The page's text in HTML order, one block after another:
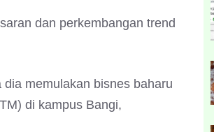
dan perkembangan trend
memulakan bisnes baharu
di kampus Bangi,